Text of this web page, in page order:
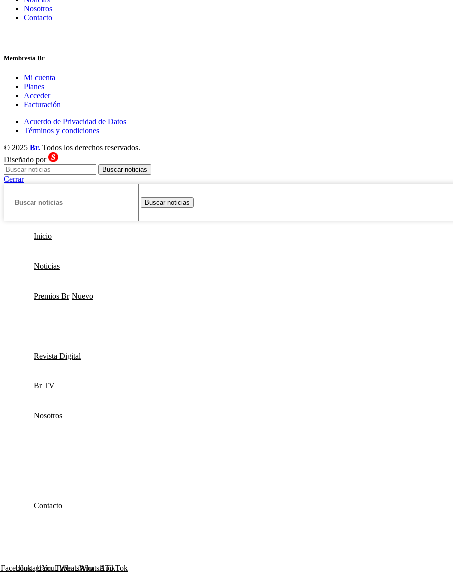
Nosotros
Contacto
Membresía Br
Mi cuenta
Planes
Acceder
Facturación
Acuerdo de Privacidad de Datos
Términos y condiciones
© 2025 Br. Todos los derechos reservados.
Diseñado por
Buscar noticias
Cerrar
Buscar noticias
Inicio
Noticias
Premios Br Nuevo
Revista Digital
Br TV
Nosotros
Contacto
FacebookInstagramYouTubeWhatsAppWhatsAppTikTok